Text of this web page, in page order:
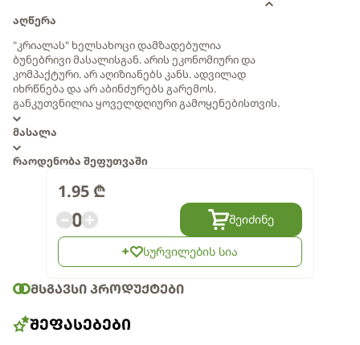
აღწერა
"კრიალას" ხელსახოცი დამზადებულია
ბუნებრივი მასალისგან. არის ეკონომიური და
კომპაქტური. არ აღიზიანებს კანს. ადვილად
იხრწნება და არ აბინძურებს გარემოს.
განკუთვნილია ყოველდღიური გამოყენებისთვის.
მასალა
რაოდენობა შეფუთვაში
1.95 ₾
0 შეიძინე
სურვილების სია
ᲛᲡᲒᲐᲕᲡᲘ ᲞᲠᲝᲓᲣᲥᲢᲔᲑᲘ
ᲨᲔᲤᲐᲡᲔᲑᲔᲑᲘ